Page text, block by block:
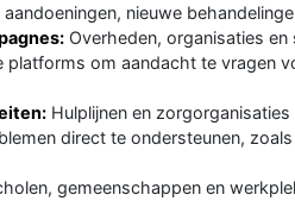
nieuwe
Overheden, organisaties
platforms om aandacht te vragen
Hulplijnen en
direct te ondersteunen,
gemeenschappen en